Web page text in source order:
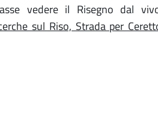
vedere il Risegno dal
sul Riso, Strada per